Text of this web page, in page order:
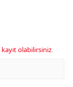
kayıt olabilirsiniz.